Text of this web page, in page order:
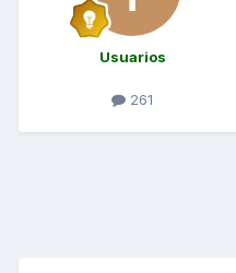
Usuarios
261